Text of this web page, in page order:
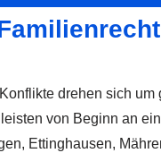
drehen sich
von Beginn an
Ettinghausen,